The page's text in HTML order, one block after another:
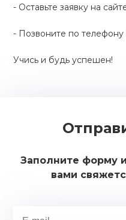
- Оставьте заявку на
- Позвоните по телефону
Учись и будь успешен!
Заполните форму
вами